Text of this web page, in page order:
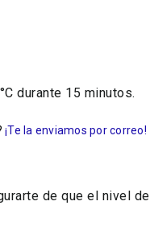
durante 15 minutos.
¡Te la enviamos por correo!
de que el nivel de